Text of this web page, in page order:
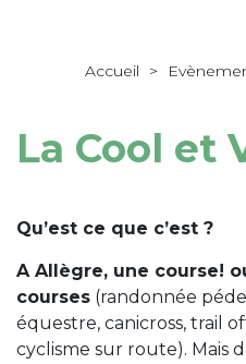
Accueil >
La Cool et
Qu’est ce que c’est ?
A Allègre, une course!
courses (randonnée
équestre, canicross, trail
cyclisme sur route). Mais